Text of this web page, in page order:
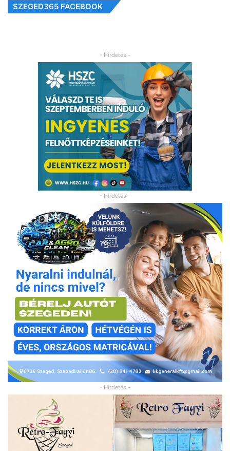
SZEGED365 FACEBOOK
- Hirdetés -
- Hirdetés -
- Hirdetés -